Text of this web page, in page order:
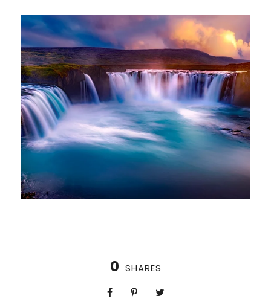
0 SHARES